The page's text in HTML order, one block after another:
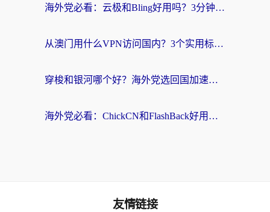
海外党必看：云极和Bling好用吗？3分钟教你选对回国加速器
从澳门用什么VPN访问国内？3个实用标准帮你避开坑，无缝刷剧听歌
穿梭和银河哪个好？海外党选回国加速器的避坑指南，附番茄加速器实测体验
海外党必看：ChickCN和FlashBack好用吗？3招教你选对回国加速器（附云极、HomeCN、斧牛vs艾果对比）
友情链接